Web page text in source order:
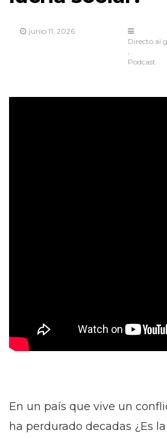
junio 11, 2026
Directo al
Podcast
En un país que vive un
ha perdurado decadas ¿Es